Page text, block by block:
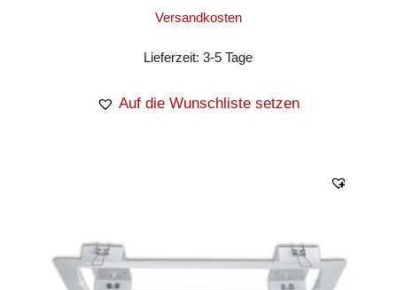
Versandkosten
Lieferzeit:3-5 Tage
Auf die Wunschliste setzen